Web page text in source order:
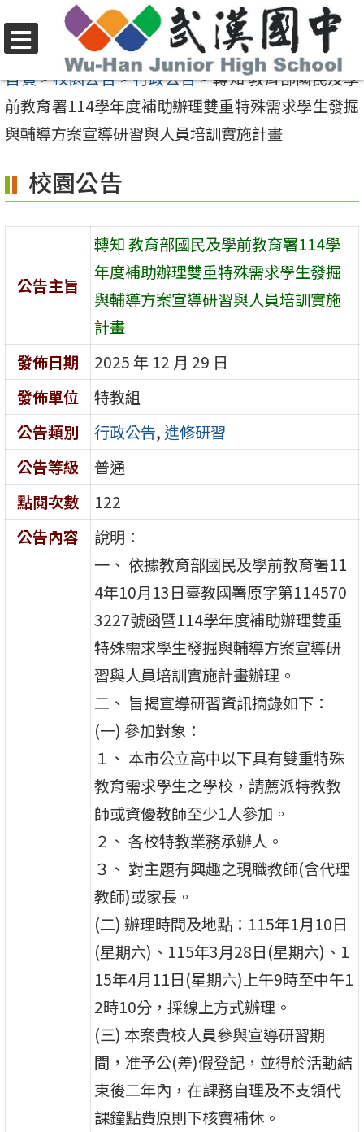
至
要
內
區
選
單
首頁>校園公告>行政公告>轉知 教育部國民及學
前教育署114學年度補助辦理雙重特殊需求學生發掘
與輔導方案宣導研習與人員培訓實施計畫
校園公告
公告主旨
轉知 教育部國民及學前教育署114學
年度補助辦理雙重特殊需求學生發掘
與輔導方案宣導研習與人員培訓實施
計畫
發佈日期
2025 年 12 月 29 日
發佈單位
特教組
公告類別
行政公告,進修研習
公告等級
普通
點閱次數
122
公告內容
說明：
一、 依據教育部國民及學前教育署11
4年10月13日臺教國署原字第114570
3227號函暨114學年度補助辦理雙重
特殊需求學生發掘與輔導方案宣導研
習與人員培訓實施計畫辦理。
二、 旨揭宣導研習資訊摘錄如下：
(一) 參加對象：
１、 本市公立高中以下具有雙重特殊
教育需求學生之學校，請薦派特教教
師或資優教師至少1人參加。
２、 各校特教業務承辦人。
３、 對主題有興趣之現職教師(含代理
教師)或家長。
(二) 辦理時間及地點：115年1月10日
(星期六)、115年3月28日(星期六)、1
15年4月11日(星期六)上午9時至中午1
2時10分，採線上方式辦理。
(三) 本案貴校人員參與宣導研習期
間，准予公(差)假登記，並得於活動結
束後二年內，在課務自理及不支領代
課鐘點費原則下核實補休。